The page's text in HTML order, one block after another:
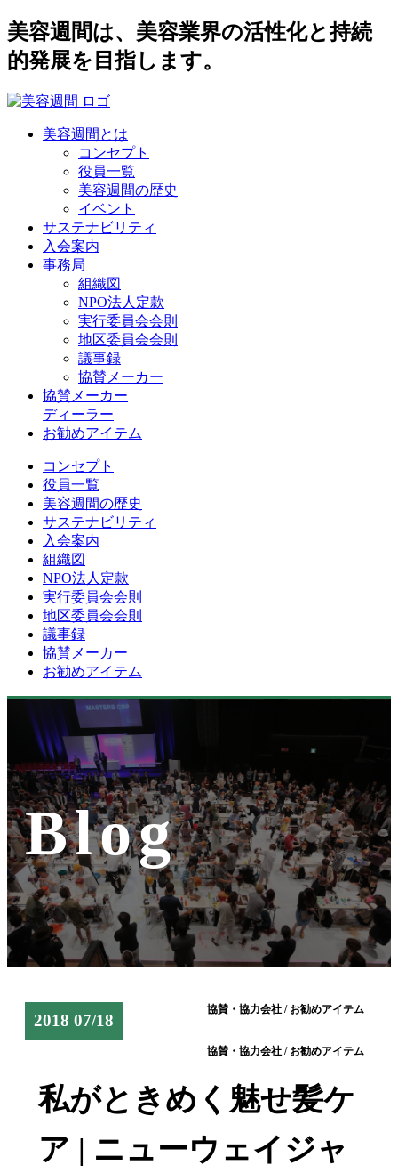
美容週間は、美容業界の活性化と持続
的発展を目指します。
美容週間とは
コンセプト
役員一覧
美容週間の歴史
イベント
サステナビリティ
入会案内
事務局
組織図
NPO法人定款
実行委員会会則
地区委員会会則
議事録
協賛メーカー
協賛メーカー
ディーラー
お勧めアイテム
コンセプト
役員一覧
美容週間の歴史
サステナビリティ
入会案内
組織図
NPO法人定款
実行委員会会則
地区委員会会則
議事録
協賛メーカー
お勧めアイテム
Blog
2018 07/18
協賛・協力会社 / お勧めアイテム
協賛・協力会社 / お勧めアイテム
私がときめく魅せ髪ケ
ア | ニューウェイジャ